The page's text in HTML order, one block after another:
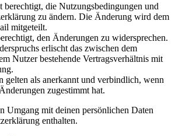
berechtigt, die Nutzungsbedingungen und
zu ändern. Die Änderung wird dem
mitgeteilt.
den Änderungen zu widersprechen.
erlischt das zwischen dem
Nutzer bestehende Vertragsverhältnis mit
gelten als anerkannt und verbindlich, wenn
zugestimmt hat.
Umgang mit deinen persönlichen Daten
enthalten.